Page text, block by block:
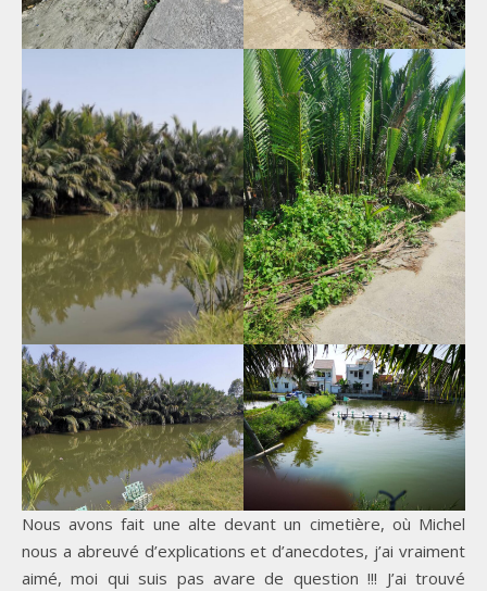
Nous avons fait une alte devant un cimetière, où Michel
nous a abreuvé d’explications et d’anecdotes, j’ai vraiment
aimé, moi qui suis pas avare de question !!! J’ai trouvé